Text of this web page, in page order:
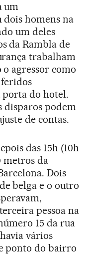
um
dois homens na
um deles
da Rambla de
trabalham
agressor como
feridos
porta do hotel.
disparos podem
de contas.
das 15h (10h
metros da
Dois
belga e o outro
pessoa na
15 da rua
vários
ponto do bairro